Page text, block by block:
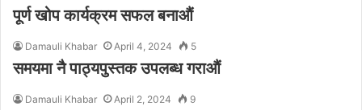
पूर्ण खोप कार्यक्रम सफल बनाऔं
Damauli Khabar April 4, 2024 5
समयमा नै पाठ्यपुस्तक उपलब्ध गराऔं
Damauli Khabar April 2, 2024 9